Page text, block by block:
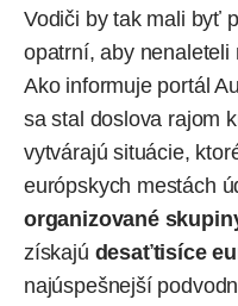
Vodiči by tak mali byť
opatrní, aby nenaleteli
Ako informuje portál
sa stal doslova rajom
vytvárajú situácie,
európskych mestách
organizované
získajú desaťtisíce
najúspešnejší